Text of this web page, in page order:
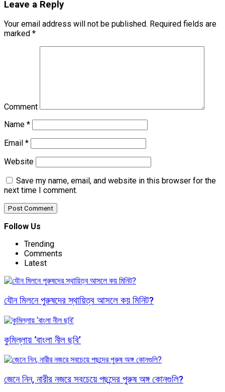
Leave a Reply
Your email address will not be published. Required fields are
marked *
Comment
Name *
Email *
Website
Save my name, email, and website in this browser for the
next time I comment.
Follow Us
Trending
Comments
Latest
যৌন মিলনে পুরুষদের স্থায়িত্ব আসলে কয় মিনিট?
কুমিল্লায় ‘বাংলা নীল ছবি’
জেনে নিন, নারীর নজরে সবচেয়ে পছন্দের পুরুষ অঙ্গ কোনগুলি?